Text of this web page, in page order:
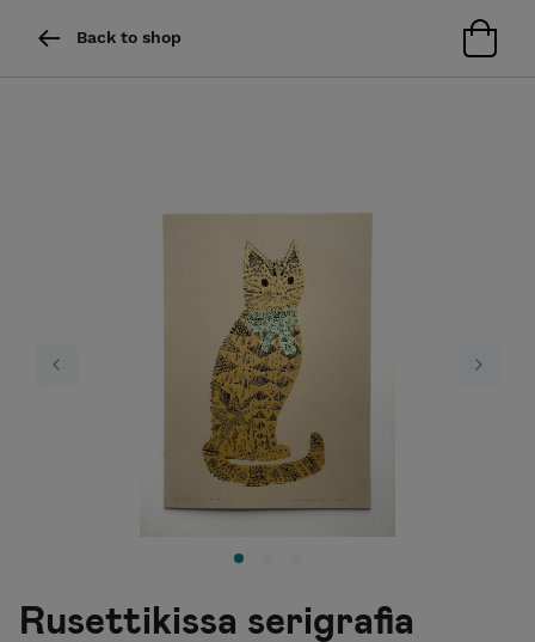
Back to shop
Previous Next
Rusettikissa serigrafia